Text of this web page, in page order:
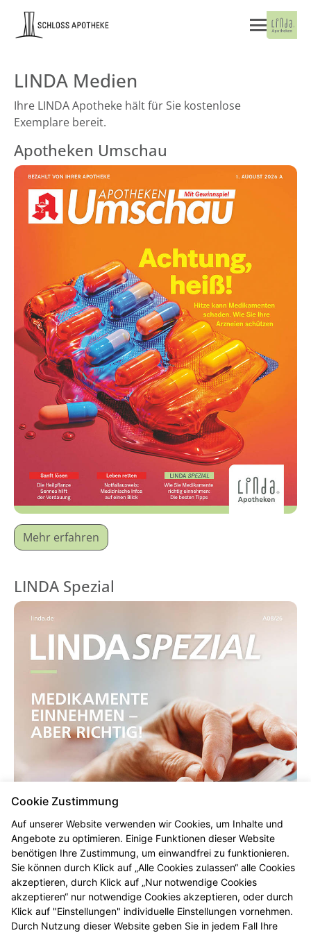
LINDA Medien
Ihre LINDA Apotheke hält für Sie kostenlose
Exemplare bereit.
Apotheken Umschau
Mehr erfahren
LINDA Spezial
Cookie Zustimmung
Auf unserer Website verwenden wir Cookies, um Inhalte und
Angebote zu optimieren. Einige Funktionen dieser Website
benötigen Ihre Zustimmung, um einwandfrei zu funktionieren.
Sie können durch Klick auf „Alle Cookies zulassen“ alle Cookies
akzeptieren, durch Klick auf „Nur notwendige Cookies
akzeptieren“ nur notwendige Cookies akzeptieren, oder durch
Klick auf "Einstellungen" individuelle Einstellungen vornehmen.
Durch Nutzung dieser Website geben Sie in jedem Fall Ihre